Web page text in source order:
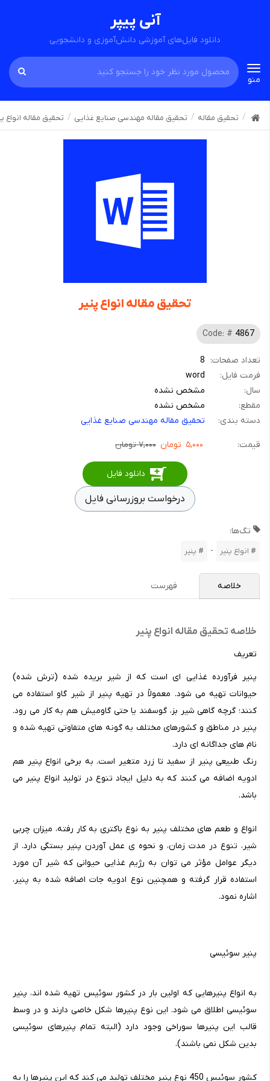
آنی پیپر
دانلود فایل‌های آموزشی دانش‌آموزی و دانشجویی
Toggle
navigation
منو
تحقیق مقاله تحقیق مقاله مهندسی صنایع غذایی تحقیق مقاله انواع
تحقیق مقاله انواع پنیر
Code: # 4867
تعداد صفحات: 8
فرمت فایل:
word
سال:
مشخص نشده
مقطع:
مشخص نشده
دسته بندی:
تحقیق مقاله مهندسی صنایع غذایی
قیمت: ۵,۰۰۰ تومان ۷,۰۰۰ تومان
دانلود فایل
درخواست بروزرسانی فایل
تگ‌ها:
انواع پنیر - پنیر
خلاصه فهرست
خلاصه تحقیق مقاله انواع پنیر
تعریف
پنیر فرآورده غذایی ای است که از شیر بریده شده (ترش شده)
حیوانات تهیه می شود. معمولاً در تهیه پنیر از شیر گاو استفاده می
کنند؛ گرچه گاهی شیر بز، گوسفند یا حتی گاومیش هم به کار می رود.
پنیر در مناطق و کشورهای مختلف به گونه های متفاوتی تهیه شده و
نام های جداگانه ای دارد.
رنگ طبیعی پنیر از سفید تا زرد متغیر است. به برخی انواع پنیر هم
ادویه اضافه می کنند که به دلیل ایجاد تنوع در تولید انواع پنیر می
باشد.
انواع و طعم های مختلف پنیر به نوع باکتری به کار رفته، میزان چربی
شیر، تنوع در مدت زمان، و نحوه ی عمل آوردن پنیر بستگی دارد. از
دیگر عوامل مؤثر می توان به رژیم غذایی حیوانی که شیر آن مورد
استفاده قرار گرفته و همچنین نوع ادویه جات اضافه شده به پنیر،
اشاره نمود.
پنیر سوئیسی
به انواع پنیرهایی که اولین بار در کشور سوئیس تهیه شده اند، پنیر
سوئیسی اطلاق می شود. این نوع پنیرها شکل خاصی دارند و در وسط
قالب این پنیرها سوراخی وجود دارد (البته تمام پنیرهای سوئیسی
بدین شکل نمی باشند).
کشور سوئیس 450 نوع پنیر مختلف تولید می کند که این پنیرها را به